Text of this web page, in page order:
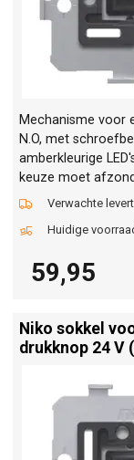
Mechanisme voor
N.O, met
amberkleurige
keuze moet
Verwachte
Huidige
59,95
Niko sokkel
drukknop 24 V